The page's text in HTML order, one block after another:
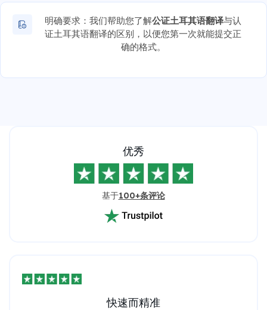
明确要求：我们帮助您了解公证土耳其语翻译与认
证土耳其语翻译的区别，以便您第一次就能提交正
确的格式。
优秀
基于100+条评论
快速而精准